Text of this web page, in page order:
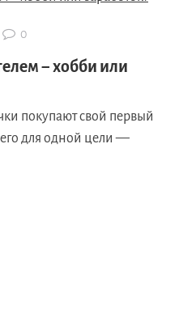
0
− хобби или
покупают свой первый
для одной цели —